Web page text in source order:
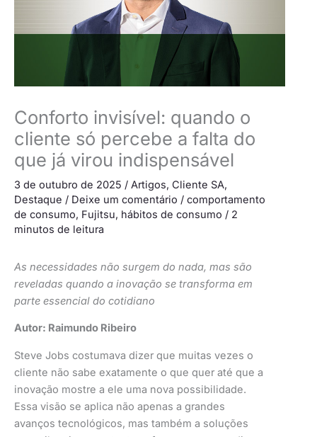
Conforto invisível: quando o
cliente só percebe a falta do
que já virou indispensável
3 de outubro de 2025 / Artigos, Cliente SA,
Destaque / Deixe um comentário / comportamento
de consumo, Fujitsu, hábitos de consumo / 2
minutos de leitura
As necessidades não surgem do nada, mas são
reveladas quando a inovação se transforma em
parte essencial do cotidiano
Autor: Raimundo Ribeiro
Steve Jobs costumava dizer que muitas vezes o
cliente não sabe exatamente o que quer até que a
inovação mostre a ele uma nova possibilidade.
Essa visão se aplica não apenas a grandes
avanços tecnológicos, mas também a soluções